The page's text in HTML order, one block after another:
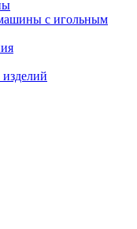
с игольным